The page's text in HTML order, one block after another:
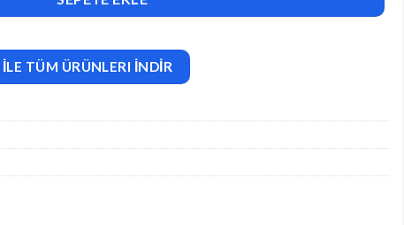
TÜM ÜRÜNLERI İNDİR